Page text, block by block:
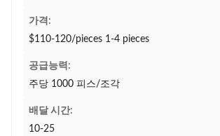
가격:
$110-120/pieces 1-4 pieces
공급능력:
주당 1000 피스/조각
배달 시간:
10-25